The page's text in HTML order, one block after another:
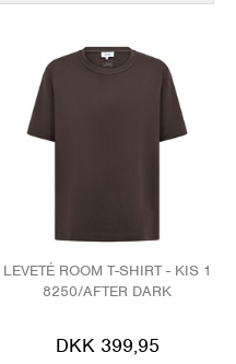
LEVETÉ ROOM T-SHIRT - KIS 1
8250/AFTER DARK
DKK 399,95